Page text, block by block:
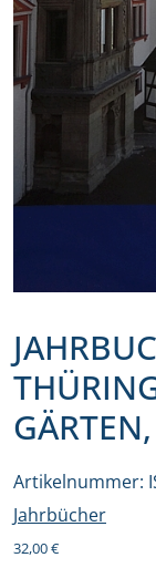
Artikelnummer:
Jahrbücher
32,00€